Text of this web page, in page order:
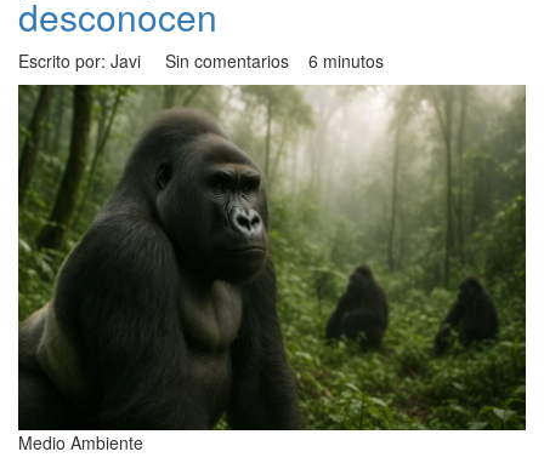
desconocen
Escrito por: Javi Sin comentarios 6 minutos
Medio Ambiente